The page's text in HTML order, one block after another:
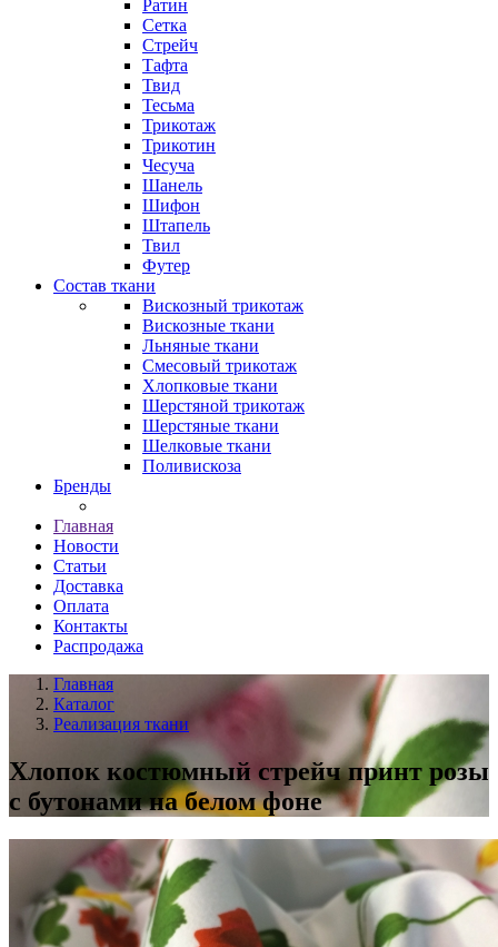
Ратин
Сетка
Стрейч
Тафта
Твид
Тесьма
Трикотаж
Трикотин
Чесуча
Шанель
Шифон
Штапель
Твил
Футер
Состав ткани
Вискозный трикотаж
Вискозные ткани
Льняные ткани
Смесовый трикотаж
Хлопковые ткани
Шерстяной трикотаж
Шерстяные ткани
Шелковые ткани
Поливискоза
Бренды
Главная
Новости
Статьи
Доставка
Оплата
Контакты
Распродажа
Главная
Каталог
Реализация ткани
Хлопок костюмный стрейч принт розы
с бутонами на белом фоне